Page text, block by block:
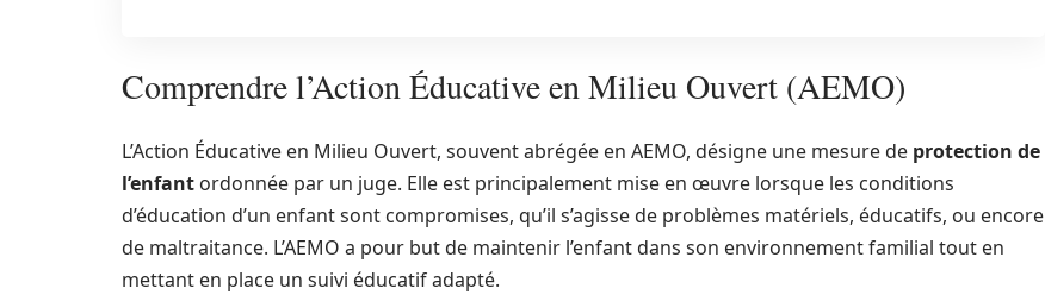
Comprendre l’Action Éducative en Milieu Ouvert (AEMO)
L’Action Éducative en Milieu Ouvert, souvent abrégée en AEMO, désigne une mesure de protection de
l’enfant ordonnée par un juge. Elle est principalement mise en œuvre lorsque les conditions
d’éducation d’un enfant sont compromises, qu’il s’agisse de problèmes matériels, éducatifs, ou encore
de maltraitance. L’AEMO a pour but de maintenir l’enfant dans son environnement familial tout en
mettant en place un suivi éducatif adapté.